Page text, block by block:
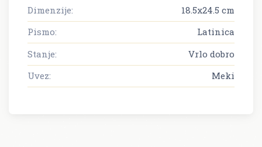
Dimenzije:
18.5x24.5 cm
Pismo:
Latinica
Stanje:
Vrlo dobro
Uvez:
Meki